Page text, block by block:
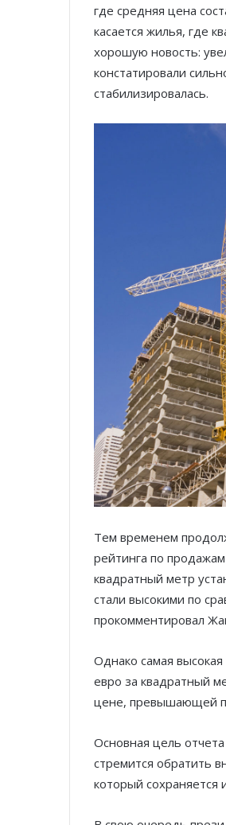
где средняя цена
касается жилья, где
хорошую новость:
констатировали
стабилизировалась.
Тем временем
рейтинга по
квадратный метр
стали высокими по
прокомментировал
Однако самая
евро за квадратный
цене, превышающей
Основная цель
стремится обратить
который сохраняется